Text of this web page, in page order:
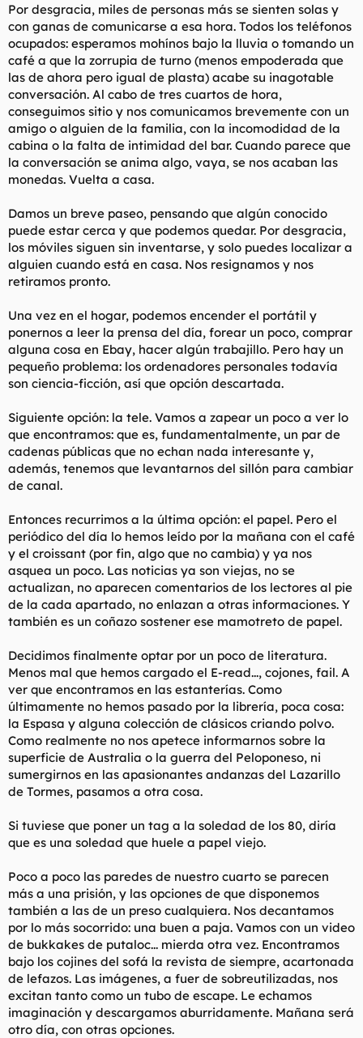
Por desgracia, miles de personas más se sienten solas y
con ganas de comunicarse a esa hora. Todos los teléfonos
ocupados: esperamos mohínos bajo la lluvia o tomando un
café a que la zorrupia de turno (menos empoderada que
las de ahora pero igual de plasta) acabe su inagotable
conversación. Al cabo de tres cuartos de hora,
conseguimos sitio y nos comunicamos brevemente con un
amigo o alguien de la familia, con la incomodidad de la
cabina o la falta de intimidad del bar. Cuando parece que
la conversación se anima algo, vaya, se nos acaban las
monedas. Vuelta a casa.
Damos un breve paseo, pensando que algún conocido
puede estar cerca y que podemos quedar. Por desgracia,
los móviles siguen sin inventarse, y solo puedes localizar a
alguien cuando está en casa. Nos resignamos y nos
retiramos pronto.
Una vez en el hogar, podemos encender el portátil y
ponernos a leer la prensa del día, forear un poco, comprar
alguna cosa en Ebay, hacer algún trabajillo. Pero hay un
pequeño problema: los ordenadores personales todavía
son ciencia-ficción, así que opción descartada.
Siguiente opción: la tele. Vamos a zapear un poco a ver lo
que encontramos: que es, fundamentalmente, un par de
cadenas públicas que no echan nada interesante y,
además, tenemos que levantarnos del sillón para cambiar
de canal.
Entonces recurrimos a la última opción: el papel. Pero el
periódico del día lo hemos leído por la mañana con el café
y el croissant (por fin, algo que no cambia) y ya nos
asquea un poco. Las noticias ya son viejas, no se
actualizan, no aparecen comentarios de los lectores al pie
de la cada apartado, no enlazan a otras informaciones. Y
también es un coñazo sostener ese mamotreto de papel.
Decidimos finalmente optar por un poco de literatura.
Menos mal que hemos cargado el E-read..., cojones, fail. A
ver que encontramos en las estanterías. Como
últimamente no hemos pasado por la librería, poca cosa:
la Espasa y alguna colección de clásicos criando polvo.
Como realmente no nos apetece informarnos sobre la
superficie de Australia o la guerra del Peloponeso, ni
sumergirnos en las apasionantes andanzas del Lazarillo
de Tormes, pasamos a otra cosa.
Si tuviese que poner un tag a la soledad de los 80, diría
que es una soledad que huele a papel viejo.
Poco a poco las paredes de nuestro cuarto se parecen
más a una prisión, y las opciones de que disponemos
también a las de un preso cualquiera. Nos decantamos
por lo más socorrido: una buen a paja. Vamos con un video
de bukkakes de putaloc... mierda otra vez. Encontramos
bajo los cojines del sofá la revista de siempre, acartonada
de lefazos. Las imágenes, a fuer de sobreutilizadas, nos
excitan tanto como un tubo de escape. Le echamos
imaginación y descargamos aburridamente. Mañana será
otro día, con otras opciones.